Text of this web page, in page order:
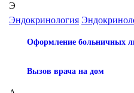
Э
Эндокринология
Оформление больничных
Вызов врача на дом